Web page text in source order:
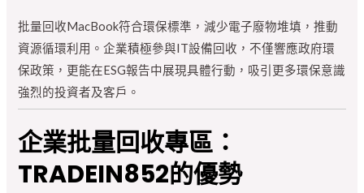
批量回收MacBook符合環保標準，減少電子廢物堆填，推動
資源循環利用。企業積極參與IT設備回收，不僅響應政府環
保政策，更能在ESG報告中展現具體行動，吸引更多環保意識
強烈的投資者及客戶。
企業批量回收專區：
TRADEIN852的優勢